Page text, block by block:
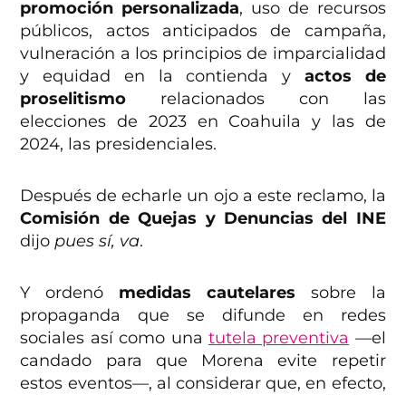
promoción personalizada, uso de recursos
públicos, actos anticipados de campaña,
vulneración a los principios de imparcialidad
y equidad en la contienda y actos de
proselitismo relacionados con las
elecciones de 2023 en Coahuila y las de
2024, las presidenciales.
Después de echarle un ojo a este reclamo, la
Comisión de Quejas y Denuncias del INE
dijo pues sí, va.
Y ordenó medidas cautelares sobre la
propaganda que se difunde en redes
sociales así como una tutela preventiva —el
candado para que Morena evite repetir
estos eventos—, al considerar que, en efecto,